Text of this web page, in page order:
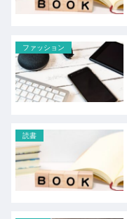
ファッション
読書